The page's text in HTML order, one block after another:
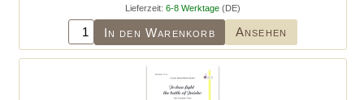
Lieferzeit: 6-8 Werktage (DE)
In den Warenkorb Ansehen